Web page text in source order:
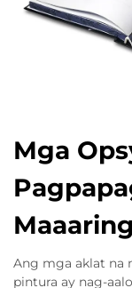
Mga
Ang mga aklat na
pintura ay nag-